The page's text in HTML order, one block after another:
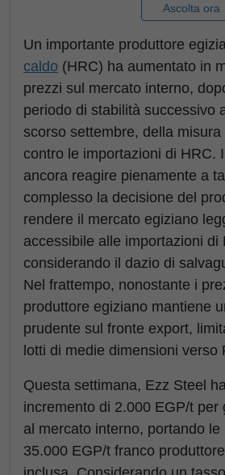
Ascolta ora
Un importante produttore
caldo (HRC) ha aumentato in
prezzi sul mercato interno,
periodo di stabilità successivo
scorso settembre, della
contro le importazioni di HRC.
ancora reagire pienamente a
complesso la decisione del
rendere il mercato egiziano
accessibile alle importazioni di
considerando il dazio di
Nel frattempo, nonostante i
produttore egiziano mantiene
prudente sul fronte export,
lotti di medie dimensioni verso
Questa settimana, Ezz Steel
incremento di 2.000 EGP/t per
al mercato interno, portando
35.000 EGP/t franco